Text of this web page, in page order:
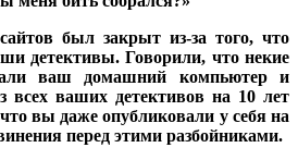
был закрыт из-за того, что
детективы. Говорили, что некие
ваш домашний компьютер и
всех ваших детективов на 10 лет
вы даже опубликовали у себя на
перед этими разбойниками.